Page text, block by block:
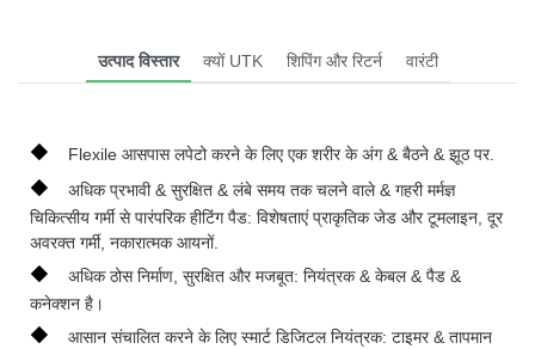
उत्पाद विस्तार क्यों UTK शिपिंग और रिटर्न वारंटी
◆ Flexile आसपास लपेटो करने के लिए एक शरीर के अंग & बैठने & झूठ पर.
◆
अधिक प्रभावी & सुरक्षित & लंबे समय तक चलने वाले & गहरी मर्मज्ञ
चिकित्सीय गर्मी से पारंपरिक हीटिंग पैड: विशेषताएं प्राकृतिक जेड और टूमलाइन, दूर
अवरक्त गर्मी, नकारात्मक आयनों.
◆
अधिक ठोस निर्माण, सुरक्षित और मजबूत: नियंत्रक & केबल & पैड &
कनेक्शन है।
◆
आसान संचालित करने के लिए स्मार्ट डिजिटल नियंत्रक: टाइमर & तापमान